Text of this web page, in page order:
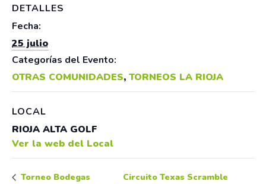
DETALLES
Fecha:
25 julio
Categorías del Evento:
OTRAS COMUNIDADES, TORNEOS LA RIOJA
LOCAL
RIOJA ALTA GOLF
Ver la web del Local
Torneo Bodegas
Circuito Texas Scramble